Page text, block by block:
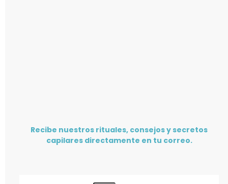
Recibe nuestros rituales, consejos y secretos
capilares directamente en tu correo.